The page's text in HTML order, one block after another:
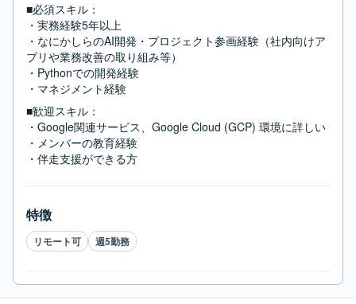
■必須スキル：
・実務経験5年以上
・なにかしらのAI開発・プロジェクト参画経験（社内向けア
プリや業務改善の取り組み等）
・Pythonでの開発経験
・マネジメント経験
■歓迎スキル：
・Google関連サービス、Google Cloud (GCP) 環境に詳しい
・メンバーの教育経験
・伴走支援ができる方
特徴
リモート可 週5勤務